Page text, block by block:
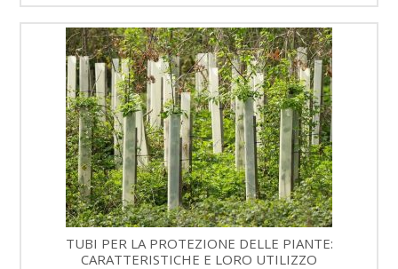
TUBI PER LA PROTEZIONE DELLE PIANTE:
CARATTERISTICHE E LORO UTILIZZO